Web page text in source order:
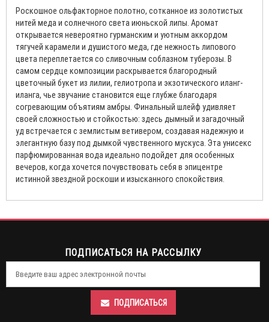
Роскошное ольфакторное полотно, сотканное из золотистых
нитей меда и солнечного света июньской липы. Аромат
открывается невероятно гурманским и уютным аккордом
тягучей карамели и душистого меда, где нежность липового
цвета переплетается со сливочным соблазном туберозы. В
самом сердце композиции раскрывается благородный
цветочный букет из лилии, гелиотропа и экзотического иланг-
иланга, чье звучание становится еще глубже благодаря
согревающим объятиям амбры. Финальный шлейф удивляет
своей сложностью и стойкостью: здесь дымный и загадочный
уд встречается с землистым ветивером, создавая надежную и
элегантную базу под дымкой чувственного мускуса. Эта унисекс
парфюмированная вода идеально подойдет для особенных
вечеров, когда хочется почувствовать себя в эпицентре
истинной звездной роскоши и изысканного спокойствия.
ПОДПИСАТЬСЯ НА РАССЫЛКУ
ПОДПИСАТЬСЯ